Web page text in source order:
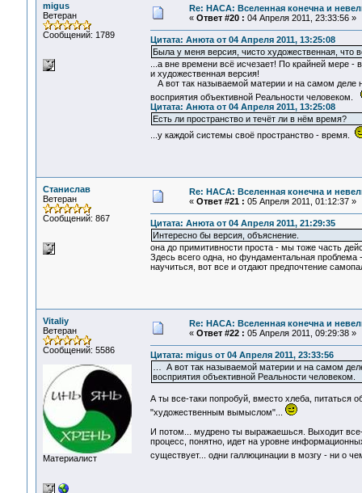
migus
Ветеран
Сообщений: 1789
Re: НАСА: Вселенная конечна и
« Ответ #20 : 04 Апреля 2011, 23:33:56 »
Цитата: Анюта от 04 Апреля 2011, 13:25:08
Была у меня версия, чисто художественная, что
...а вне времени всё исчезает! По крайней мере
и художественная версия!
А вот так называемой материи и на самом деле
восприятия объективной Реальности человеком.
Цитата: Анюта от 04 Апреля 2011, 13:25:08
Есть ли пространство и течёт ли в нём время?
...у каждой системы своё пространство - время.
Станислав
Ветеран
Сообщений: 867
Re: НАСА: Вселенная конечна и
« Ответ #21 : 05 Апреля 2011, 01:12:37 »
Цитата: Анюта от 04 Апреля 2011, 21:29:35
Интересно бы версия, объяснение.
она до примитивности проста - мы тоже часть
Здесь всего одна, но фундаментальная проблема
научиться, вот все и отдают предпочтение
Vitaliy
Ветеран
Сообщений: 5586
Материалист
Re: НАСА: Вселенная конечна и
« Ответ #22 : 05 Апреля 2011, 09:29:38 »
Цитата: migus от 04 Апреля 2011, 23:33:56
… А вот так называемой материи и на самом
восприятия объективной Реальности человеком.
А ты все-таки попробуй, вместо хлеба,
"художественным вымыслом"...
И потом... мудрено ты выражаешься. Выходит все-
процесс, понятно, идет на уровне
существует... одни галлюцинации в мозгу - ни о